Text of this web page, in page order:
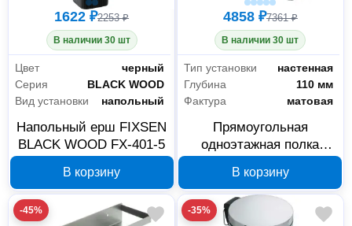
1622 ₽2253 ₽
В наличии 30 шт
Цвет
черный
Серия
BLACK WOOD
Вид установки
напольный
Напольный ерш FIXSEN
BLACK WOOD FX-401-5
В корзину
4858 ₽7361 ₽
В наличии 30 шт
Тип установки
настенная
Глубина
110 мм
Фактура
матовая
Прямоугольная
одноэтажная полка
31003G, черная
В корзину
-45% -35%